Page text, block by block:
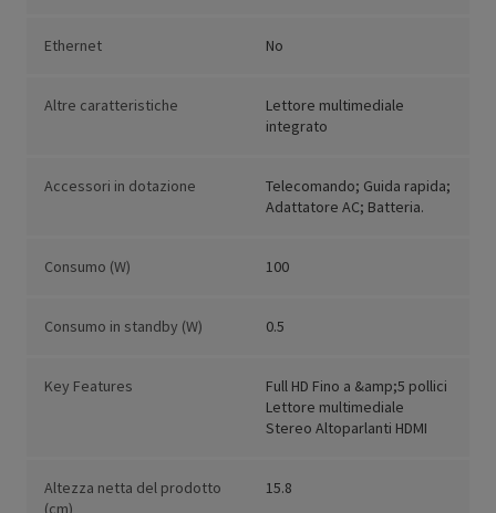
Ethernet No
Altre caratteristiche
Lettore multimediale
integrato
Accessori in dotazione
Telecomando; Guida rapida;
Adattatore AC; Batteria.
Consumo (W) 100
Consumo in standby (W) 0.5
Key Features
Full HD Fino a &amp;5 pollici
Lettore multimediale
Stereo Altoparlanti HDMI
Altezza netta del prodotto
(cm)
15.8